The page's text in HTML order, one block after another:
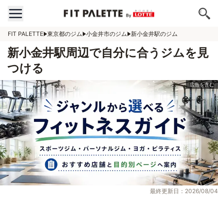
FIT PALETTE 東京都のジム 小金井市のジム 新小金井駅のジム
新小金井駅周辺で自分に合うジムを見
つける
最終更新日：2026/08/04